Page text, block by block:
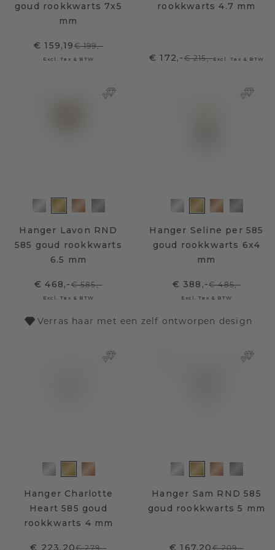
goud rookkwarts 7x5
mm
€ 159,19€ 199,-
Excl. Tax & BTW
rookkwarts 4.7 mm
€ 172,-€ 215,-Excl. Tax & BTW
Hanger Lavon RND
585 goud rookkwarts
6.5 mm
€ 468,-€ 585,-
Excl. Tax & BTW
Hanger Seline per 585
goud rookkwarts 6x4
mm
€ 388,-€ 485,-
Excl. Tax & BTW
Verras haar met een zelf ontworpen design
Hanger Charlotte
Heart 585 goud
rookkwarts 4 mm
€ 223,20€ 279,-
Hanger Sam RND 585
goud rookkwarts 5 mm
€ 167,20€ 209,-